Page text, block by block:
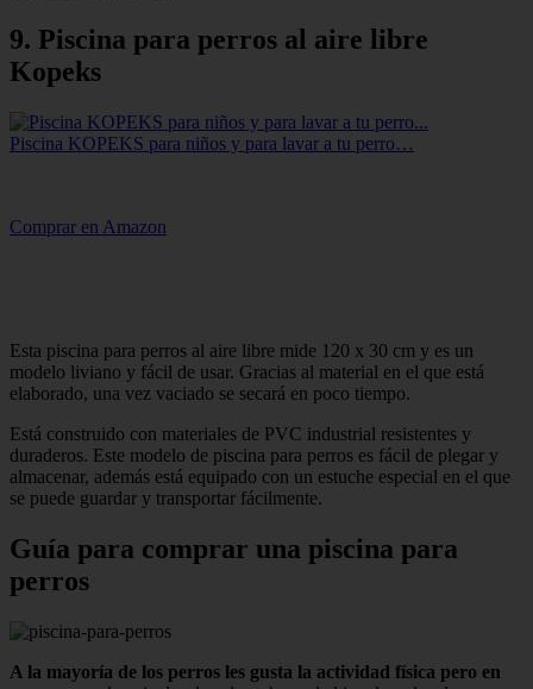
9. Piscina para perros al aire libre
Kopeks
Piscina KOPEKS para niños y para lavar a tu perro…
Comprar en Amazon
Esta piscina para perros al aire libre mide 120 x 30 cm y es un
modelo liviano y fácil de usar. Gracias al material en el que está
elaborado, una vez vaciado se secará en poco tiempo.
Está construido con materiales de PVC industrial resistentes y
duraderos. Este modelo de piscina para perros es fácil de plegar y
almacenar, además está equipado con un estuche especial en el que
se puede guardar y transportar fácilmente.
Guía para comprar una piscina para
perros
A la mayoría de los perros les gusta la actividad física pero en